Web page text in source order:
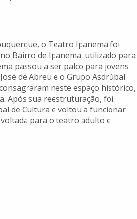
o Teatro Ipanema foi
Bairro de Ipanema, utilizado para
passou a ser palco para jovens
de Abreu e o Grupo Asdrúbal
neste espaço histórico,
Após sua reestruturação, foi
de Cultura e voltou a funcionar
para o teatro adulto e